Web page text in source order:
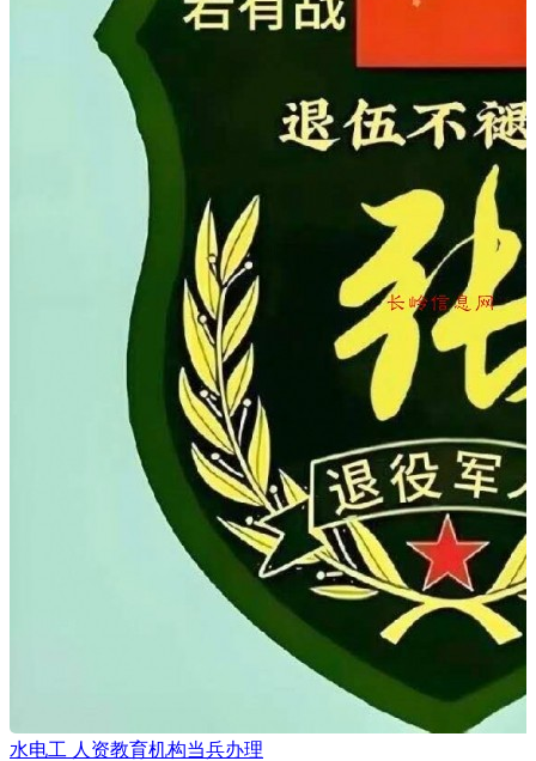
水电工 人资教育机构当兵办理